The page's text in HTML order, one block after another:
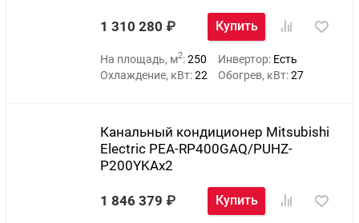
1 310 280 Купить
На площадь, м2:250 Инвертор: Есть
Охлаждение, кВт:22 Обогрев, кВт:27
Канальный кондиционер Mitsubishi
Electric PEA-RP400GAQ/PUHZ-
P200YKAх2
1 846 379 Купить